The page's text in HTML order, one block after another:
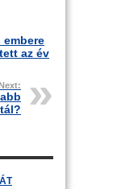
embere
az év